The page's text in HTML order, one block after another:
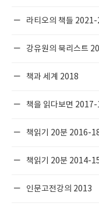
라티오의 책들 2021-
강유원의 북리스트
책과 세계 2018
책을 읽다보면 2017-
책읽기 20분 2016-
책읽기 20분 2014-
인문고전강의 2013